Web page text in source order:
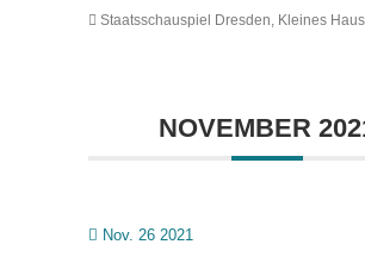
Staatsschauspiel Dresden, Kleines Haus
NOVEMBER
Nov. 26 2021